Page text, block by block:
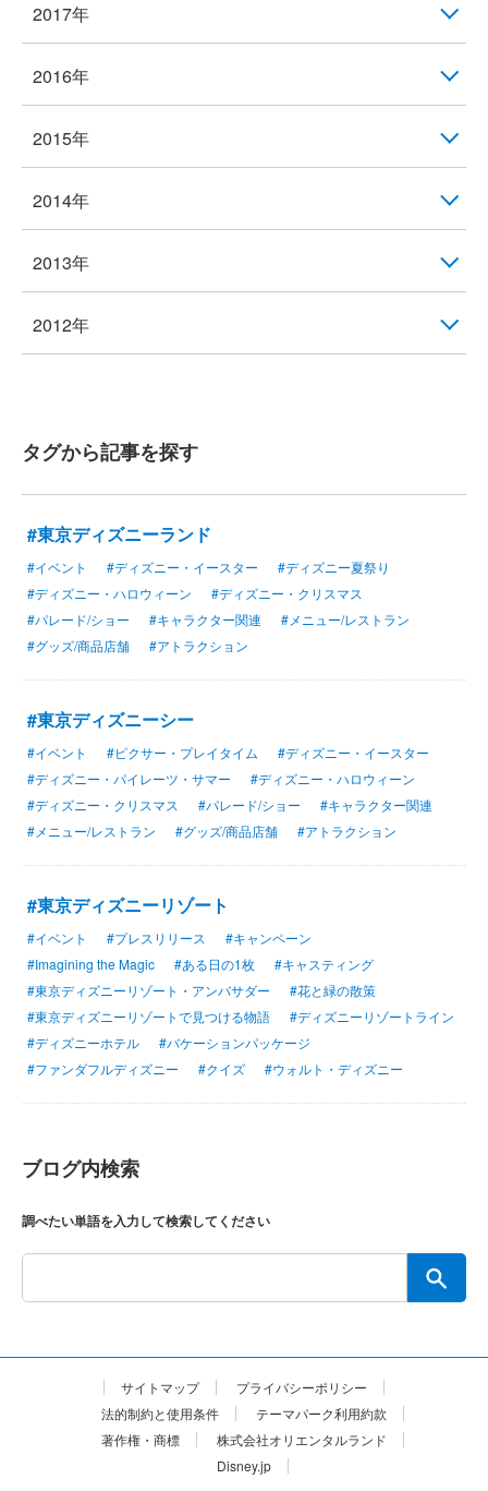
2017年
2016年
2015年
2014年
2013年
2012年
タグから記事を探す
#東京ディズニーランド
#イベント #ディズニー・イースター
#ディズニー夏祭り
#ディズニー・ハロウィーン
#ディズニー・クリスマス
#パレード/ショー
#キャラクター関連
#メニュー/レストラン
#グッズ/商品店舗
#アトラクション
#東京ディズニーシー
#イベント #ピクサー・プレイタイム
#ディズニー・イースター
#ディズニー・パイレーツ・サマー
#ディズニー・ハロウィーン
#ディズニー・クリスマス
#パレード/ショー
#キャラクター関連
#メニュー/レストラン
#グッズ/商品店舗 #アトラクション
#東京ディズニーリゾート
#イベント #プレスリリース
#キャンペーン
#Imagining the Magic
#ある日の1枚
#キャスティング
#東京ディズニーリゾート・アンバサダー
#花と緑の散策
#東京ディズニーリゾートで見つける物語
#ディズニーリゾートライン
#ディズニーホテル
#バケーションパッケージ
#ファンダフルディズニー
#クイズ #ウォルト・ディズニー
ブログ内検索
調べたい単語を入力して検索してください
サイトマップ
プライバシーポリシー
法的制約と使用条件
テーマパーク利用約款
著作権・商標
株式会社オリエンタルランド
Disney.jp